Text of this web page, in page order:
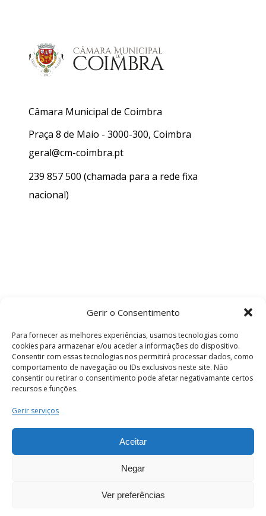
Gerir o Consentimento
Para fornecer as melhores experiências, usamos tecnologias como
cookies para armazenar e/ou aceder a informações do dispositivo.
Consentir com essas tecnologias nos permitirá processar dados, como
comportamento de navegação ou IDs exclusivos neste site. Não
consentir ou retirar o consentimento pode afetar negativamante certos
recursos e funções.
Gerir serviços
Aceitar
Negar
Ver preferências
Câmara Municipal de Coimbra
Praça 8 de Maio - 3000-300, Coimbra
geral@cm-coimbra.pt
239 857 500 (chamada para a rede fixa
nacional)
Termos e Condições
os direitos reservados.